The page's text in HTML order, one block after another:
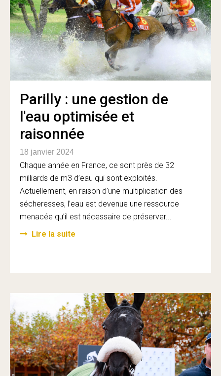
Parilly : une gestion de
l'eau optimisée et
raisonnée
18 janvier 2024
Chaque année en France, ce sont près de 32
milliards de m3 d’eau qui sont exploités.
Actuellement, en raison d’une multiplication des
sécheresses, l’eau est devenue une ressource
menacée qu’il est nécessaire de préserver...
Lire la suite